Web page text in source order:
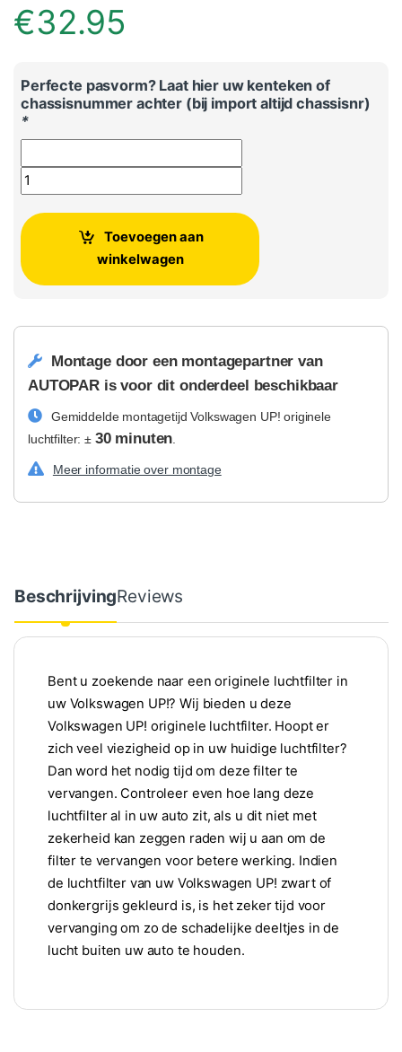
€32.95
Perfecte pasvorm? Laat hier uw kenteken of
chassisnummer achter (bij import altijd chassisnr)
*
Volkswagen UP! originele luchtfilter aantal
Toevoegen aan
winkelwagen
Montage door een montagepartner van
AUTOPAR is voor dit onderdeel beschikbaar
Gemiddelde montagetijd Volkswagen UP! originele
luchtfilter: ± 30 minuten
Meer informatie over montage
BeschrijvingReviews
Bent u zoekende naar een originele luchtfilter in
uw Volkswagen UP!? Wij bieden u deze
Volkswagen UP! originele luchtfilter. Hoopt er
zich veel viezigheid op in uw huidige luchtfilter?
Dan word het nodig tijd om deze filter te
vervangen. Controleer even hoe lang deze
luchtfilter al in uw auto zit, als u dit niet met
zekerheid kan zeggen raden wij u aan om de
filter te vervangen voor betere werking. Indien
de luchtfilter van uw Volkswagen UP! zwart of
donkergrijs gekleurd is, is het zeker tijd voor
vervanging om zo de schadelijke deeltjes in de
lucht buiten uw auto te houden.